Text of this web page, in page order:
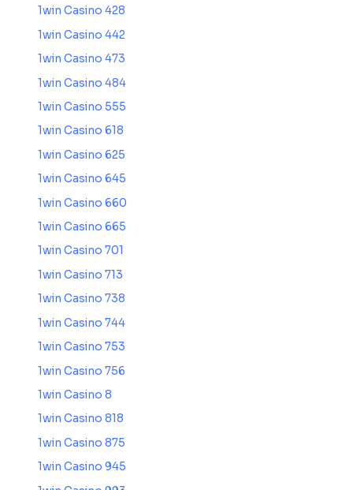
1win Casino 428
1win Casino 442
1win Casino 473
1win Casino 484
1win Casino 555
1win Casino 618
1win Casino 625
1win Casino 645
1win Casino 660
1win Casino 665
1win Casino 701
1win Casino 713
1win Casino 738
1win Casino 744
1win Casino 753
1win Casino 756
1win Casino 8
1win Casino 818
1win Casino 875
1win Casino 945